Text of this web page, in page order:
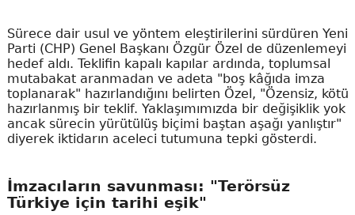
Sürece dair usul ve yöntem eleştirilerini sürdüren Yeni
Parti (CHP) Genel Başkanı Özgür Özel de düzenlemeyi
hedef aldı. Teklifin kapalı kapılar ardında, toplumsal
mutabakat aranmadan ve adeta "boş kâğıda imza
toplanarak" hazırlandığını belirten Özel, "Özensiz, kötü
hazırlanmış bir teklif. Yaklaşımımızda bir değişiklik yok
ancak sürecin yürütülüş biçimi baştan aşağı yanlıştır"
diyerek iktidarın aceleci tutumuna tepki gösterdi.
İmzacıların savunması: "Terörsüz
Türkiye için tarihi eşik"